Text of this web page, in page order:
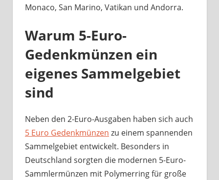
Monaco, San Marino, Vatikan und Andorra.
Warum 5-Euro-
Gedenkmünzen ein
eigenes Sammelgebiet
sind
Neben den 2-Euro-Ausgaben haben sich auch
5 Euro Gedenkmünzen zu einem spannenden
Sammelgebiet entwickelt. Besonders in
Deutschland sorgten die modernen 5-Euro-
Sammlermünzen mit Polymerring für große